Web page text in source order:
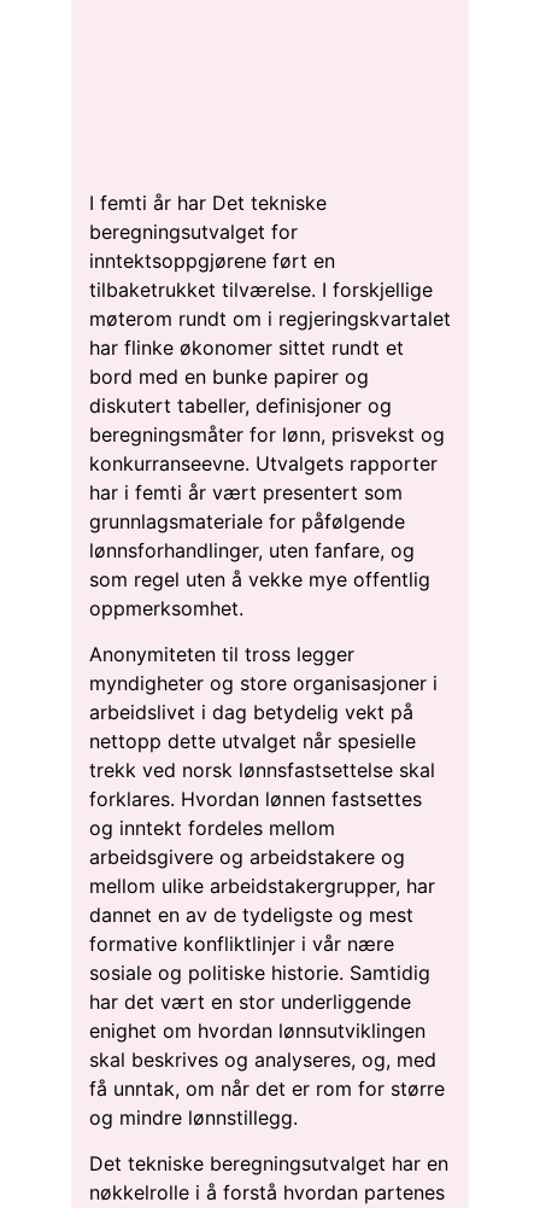
I femti år har Det tekniske
beregningsutvalget for
inntektsoppgjørene ført en
tilbaketrukket tilværelse. I forskjellige
møterom rundt om i regjeringskvartalet
har flinke økonomer sittet rundt et
bord med en bunke papirer og
diskutert tabeller, definisjoner og
beregningsmåter for lønn, prisvekst og
konkurranseevne. Utvalgets rapporter
har i femti år vært presentert som
grunnlagsmateriale for påfølgende
lønnsforhandlinger, uten fanfare, og
som regel uten å vekke mye offentlig
oppmerksomhet.
Anonymiteten til tross legger
myndigheter og store organisasjoner i
arbeidslivet i dag betydelig vekt på
nettopp dette utvalget når spesielle
trekk ved norsk lønnsfastsettelse skal
forklares. Hvordan lønnen fastsettes
og inntekt fordeles mellom
arbeidsgivere og arbeidstakere og
mellom ulike arbeidstakergrupper, har
dannet en av de tydeligste og mest
formative konfliktlinjer i vår nære
sosiale og politiske historie. Samtidig
har det vært en stor underliggende
enighet om hvordan lønnsutviklingen
skal beskrives og analyseres, og, med
få unntak, om når det er rom for større
og mindre lønnstillegg.
Det tekniske beregningsutvalget har en
nøkkelrolle i å forstå hvordan partenes